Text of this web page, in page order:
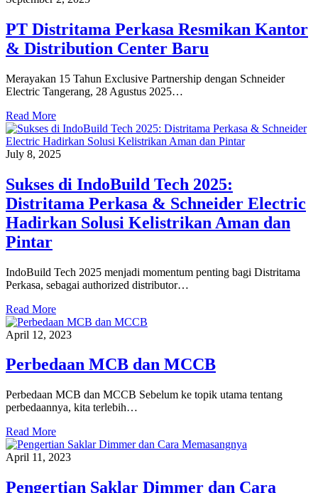
PT Distritama Perkasa Resmikan Kantor
& Distribution Center Baru
Merayakan 15 Tahun Exclusive Partnership dengan Schneider
Electric Tangerang, 28 Agustus 2025…
Read More
July 8, 2025
Sukses di IndoBuild Tech 2025:
Distritama Perkasa & Schneider Electric
Hadirkan Solusi Kelistrikan Aman dan
Pintar
IndoBuild Tech 2025 menjadi momentum penting bagi Distritama
Perkasa, sebagai authorized distributor…
Read More
April 12, 2023
Perbedaan MCB dan MCCB
Perbedaan MCB dan MCCB Sebelum ke topik utama tentang
perbedaannya, kita terlebih…
Read More
April 11, 2023
Pengertian Saklar Dimmer dan Cara